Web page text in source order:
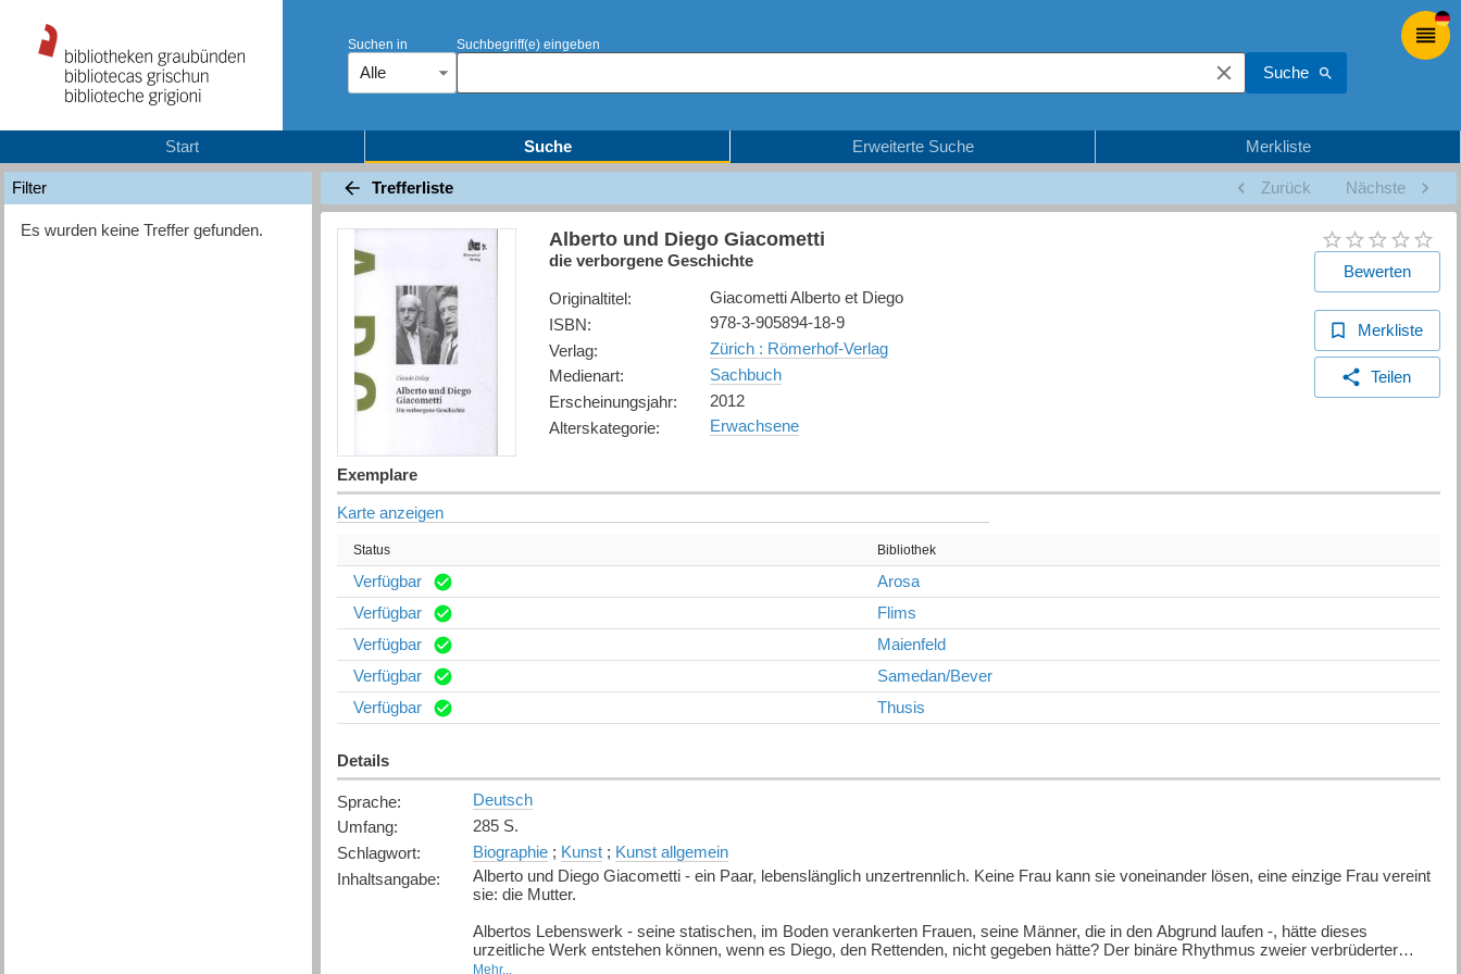
Suchen in
Alle
Suchbegriff(e) eingeben
Suche
Start Suche Erweiterte Suche Merkliste
Filter
Es wurden keine Treffer gefunden.
Trefferliste Zurück Nächste
Alberto und Diego Giacometti
die verborgene Geschichte
Originaltitel:
Giacometti Alberto et Diego
ISBN:
978-3-905894-18-9
Verlag:
Zürich : Römerhof-Verlag
Medienart:
Sachbuch
Erscheinungsjahr:
2012
Alterskategorie: Erwachsene
Bewerten
Merkliste
Teilen
Exemplare
Karte anzeigen
Status Bibliothek
Verfügbar
Arosa
Verfügbar
Flims
Verfügbar
Maienfeld
Verfügbar
Samedan/Bever
Verfügbar
Thusis
Details
Sprache:
Deutsch
Umfang:
285 S.
Schlagwort: Biographie; Kunst; Kunst allgemein
Inhaltsangabe:
Alberto und Diego Giacometti - ein Paar, lebenslänglich unzertrennlich. Keine Frau kann sie voneinander lösen, eine einzige Frau vereint
sie: die Mutter.
Albertos Lebenswerk - seine statischen, im Boden verankerten Frauen, seine Männer, die in den Abgrund laufen -, hätte dieses
urzeitliche Werk entstehen können, wenn es Diego, den Rettenden, nicht gegeben hätte? Der binäre Rhythmus zweier verbrüderter
Bildhauer im Pariser Exil, fern von den Bergen ihrer Heimat. Alberto, der Dunkle, und Diego, der Helle; Alberto, der pausenlose Erzähler
Mehr...